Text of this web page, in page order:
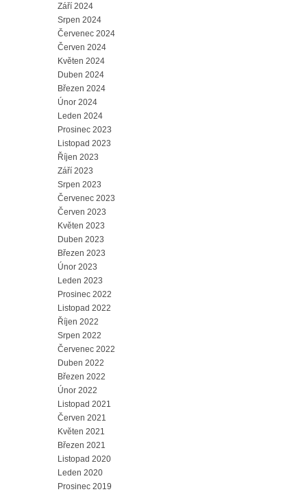
Září 2024
Srpen 2024
Červenec 2024
Červen 2024
Květen 2024
Duben 2024
Březen 2024
Únor 2024
Leden 2024
Prosinec 2023
Listopad 2023
Říjen 2023
Září 2023
Srpen 2023
Červenec 2023
Červen 2023
Květen 2023
Duben 2023
Březen 2023
Únor 2023
Leden 2023
Prosinec 2022
Listopad 2022
Říjen 2022
Srpen 2022
Červenec 2022
Duben 2022
Březen 2022
Únor 2022
Listopad 2021
Červen 2021
Květen 2021
Březen 2021
Listopad 2020
Leden 2020
Prosinec 2019